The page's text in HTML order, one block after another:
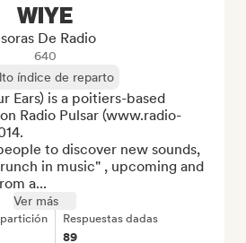
WIYE
De Radio
640
índice de reparto
Ears) is a poitiers-based
Radio Pulsar (www.radio-
to discover new sounds,
in music" , upcoming and
a...
Ver más
Respuestas dadas
89